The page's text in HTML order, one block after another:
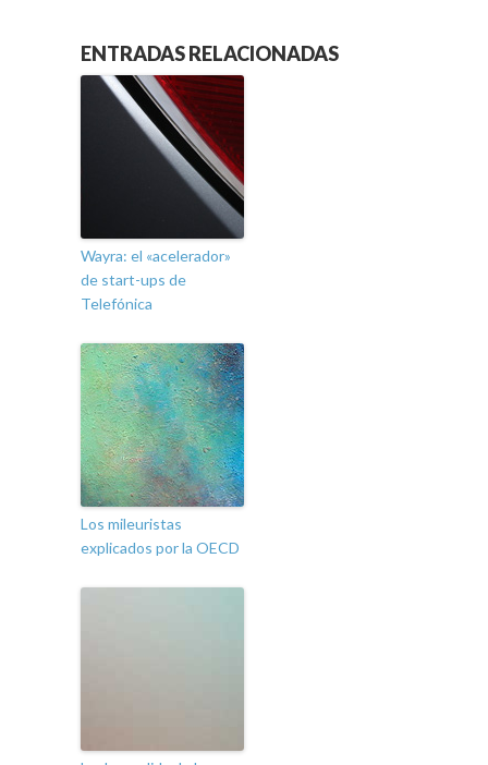
ENTRADAS RELACIONADAS
Wayra: el «acelerador»
de start-ups de
Telefónica
Los mileuristas
explicados por la OECD